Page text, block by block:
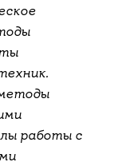
работы с